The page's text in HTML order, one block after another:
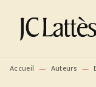
MENU
PIED DE PAGE
Accueil — Auteurs —